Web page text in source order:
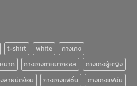
t-shirt white
กางเกง
มาก กางเกงตาหมากฮอส
กางเกงผู้หญิง
งลายมัดย้อม กางเกงแฟชั่น
กางเกงแฟช่น